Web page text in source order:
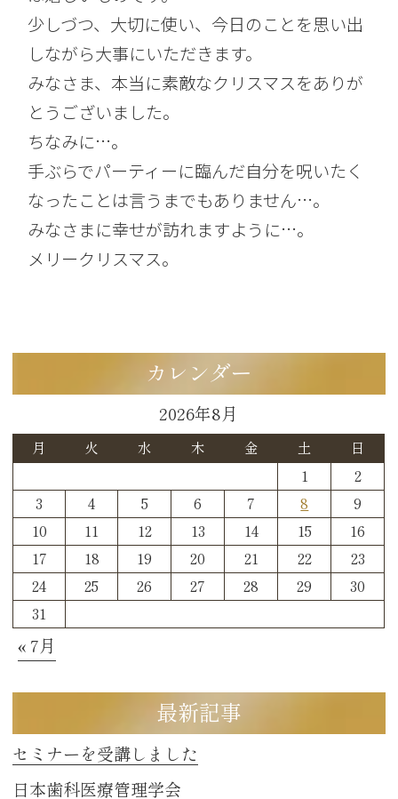
少しづつ、大切に使い、今日のことを思い出
しながら大事にいただきます。
みなさま、本当に素敵なクリスマスをありが
とうございました。
ちなみに…。
手ぶらでパーティーに臨んだ自分を呪いたく
なったことは言うまでもありません…。
みなさまに幸せが訪れますように…。
メリークリスマス。
カレンダー
2026年8月
月 火 水 木 金 土 日
1
2
3
4 5 6 7 8
9
10
11 12 13 14 15
16
17
18 19 20 21 22
23
24
25 26 27 28 29
30
31
« 7月
最新記事
セミナーを受講しました
日本歯科医療管理学会